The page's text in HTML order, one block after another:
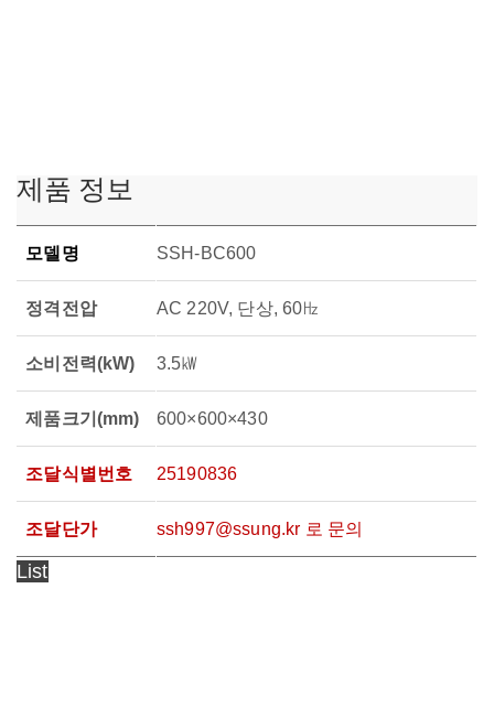
제품 정보
모델명 SSH-BC600
정격전압 AC 220V, 단상, 60㎐
소비전력(kW) 3.5㎾
제품크기(mm) 600×600×430
조달식별번호 25190836
조달단가 ssh997@ssung.kr 로 문의
List